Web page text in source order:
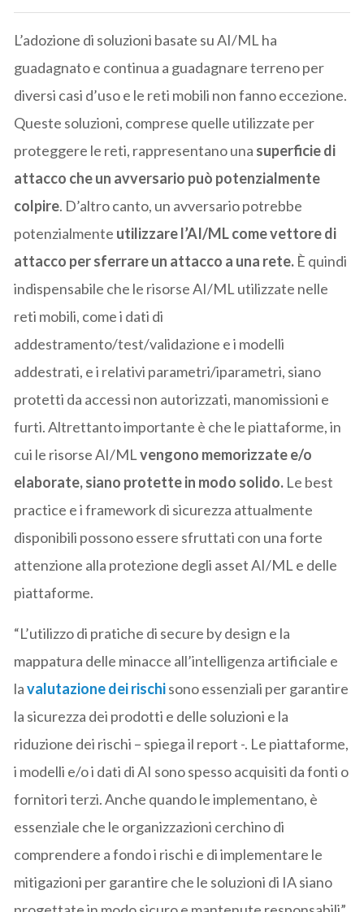
L’adozione di soluzioni basate su AI/ML ha
guadagnato e continua a guadagnare terreno per
diversi casi d’uso e le reti mobili non fanno eccezione.
Queste soluzioni, comprese quelle utilizzate per
proteggere le reti, rappresentano una superficie di
attacco che un avversario può potenzialmente
colpire. D’altro canto, un avversario potrebbe
potenzialmente utilizzare l’AI/ML come vettore di
attacco per sferrare un attacco a una rete. È quindi
indispensabile che le risorse AI/ML utilizzate nelle
reti mobili, come i dati di
addestramento/test/validazione e i modelli
addestrati, e i relativi parametri/iparametri, siano
protetti da accessi non autorizzati, manomissioni e
furti. Altrettanto importante è che le piattaforme, in
cui le risorse AI/MLvengono memorizzate e/o
elaborate, siano protette in modo solido. Le best
practice e i framework di sicurezza attualmente
disponibili possono essere sfruttati con una forte
attenzione alla protezione degli asset AI/ML e delle
piattaforme.
“L’utilizzo di pratiche di secure by design e la
mappatura delle minacce all’intelligenza artificiale e
lavalutazione dei rischisono essenziali per garantire
la sicurezza dei prodotti e delle soluzioni e la
riduzione dei rischi – spiega il report -. Le piattaforme,
i modelli e/o i dati di AI sono spesso acquisiti da fonti o
fornitori terzi. Anche quando le implementano, è
essenziale che le organizzazioni cerchino di
comprendere a fondo i rischi e di implementare le
mitigazioni per garantire che le soluzioni di IA siano